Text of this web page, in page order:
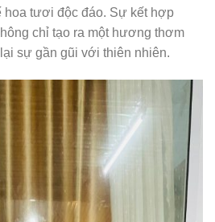
hoa tươi độc đáo. Sự kết hợp
chỉ tạo ra một hương thơm
sự gần gũi với thiên nhiên.